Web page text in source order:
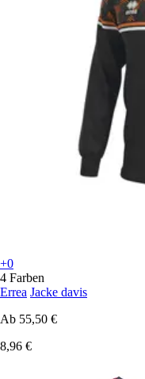
+0
4 Farben
Errea Jacke davis
Ab 55,50 €
8,96 €